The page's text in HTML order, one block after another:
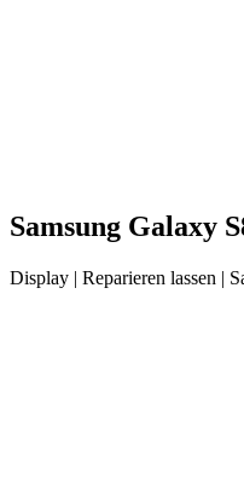
Samsung Galaxy
Display | Reparieren lassen |